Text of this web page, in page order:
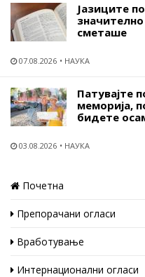
Јазиците
сметаше
07.08.2026 НАУКА
Патувајте
меморија,
бидете
03.08.2026 НАУКА
Почетна
Препорачани огласи
Вработување
Интернационални огласи